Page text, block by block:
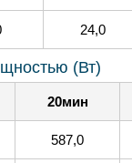
24,0
(Вт)
20мин
587,0